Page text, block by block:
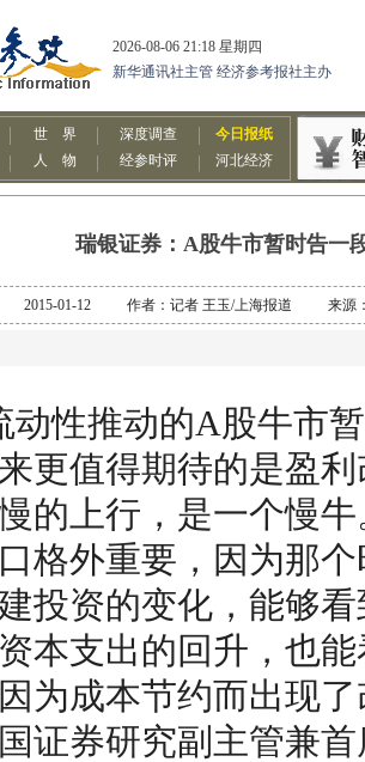
瑞银证券：A股牛市暂时告一
2015-01-12 作者：记者 王玉/上海报道 来源：
性推动的A股牛市
更值得期待的是盈
的上行，是一个慢
格外重要，因为那
投资的变化，能够
本支出的回升，也
为成本节约而出现
证券研究副主管兼